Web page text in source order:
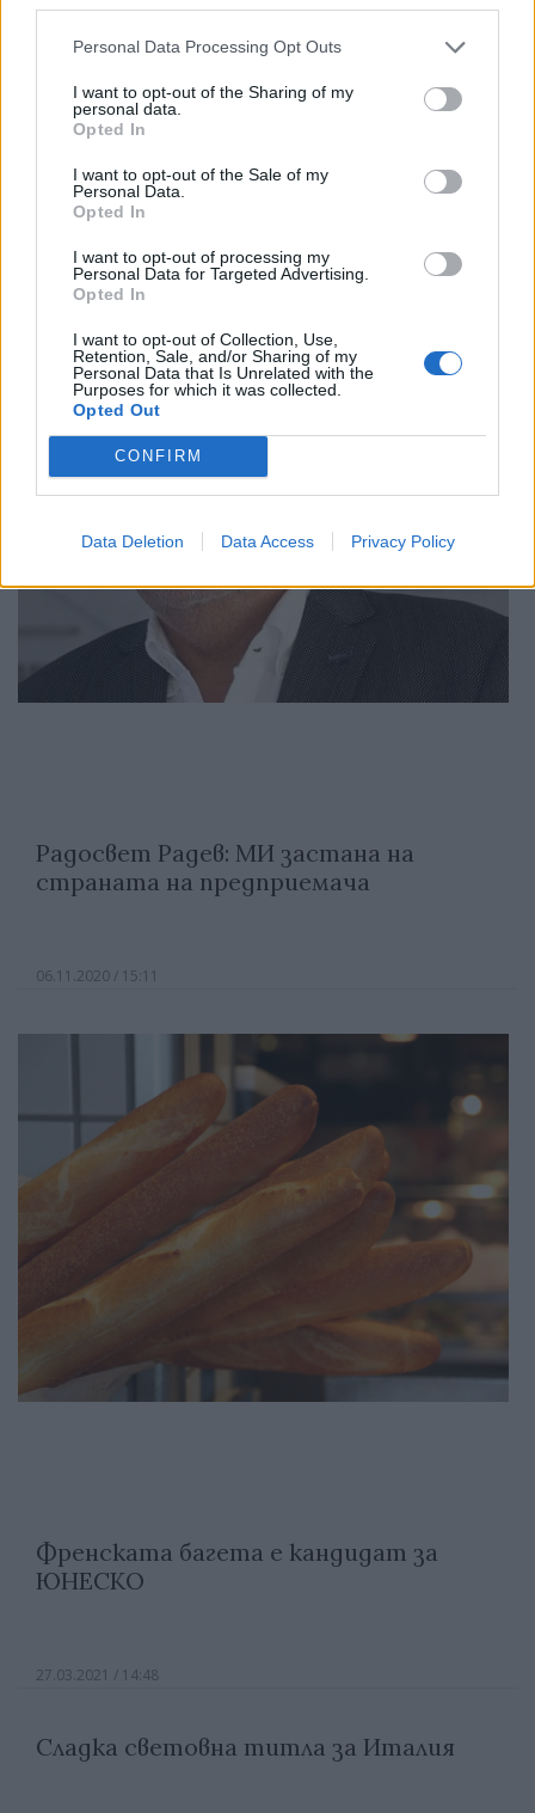
Personal Data Processing Opt Outs
I want to opt-out of the Sharing of my
personal data.
Opted In
I want to opt-out of the Sale of my
Personal Data.
Opted In
I want to opt-out of processing my
Personal Data for Targeted Advertising.
Opted In
I want to opt-out of Collection, Use,
Retention, Sale, and/or Sharing of my
Personal Data that Is Unrelated with the
Purposes for which it was collected.
Opted Out
CONFIRM
Data Deletion Data Access Privacy Policy
НАЙ-ЧЕТЕНО ОТ
ХЛЕБАРИ И
СЛАДКАРИ
Радосвет Радев: МИ застана на
страната на предприемача
06.11.2020 / 15:11
Френската багета е кандидат за
ЮНЕСКО
27.03.2021 / 14:48
Сладка световна титла за Италия